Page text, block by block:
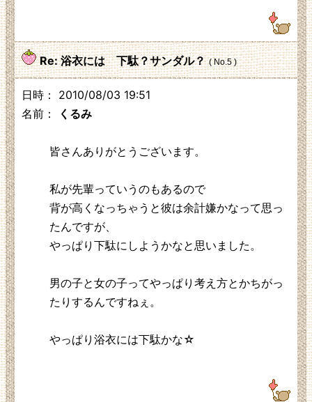
Re: 浴衣には 下駄？サンダル？ ( No.5 )
日時： 2010/08/03 19:51
名前：
くるみ
皆さんありがとうございます。
私が先輩っていうのもあるので
背が高くなっちゃうと彼は余計嫌かなって思っ
たんですが、
やっぱり下駄にしようかなと思いました。
男の子と女の子ってやっぱり考え方とかちがっ
たりするんですねぇ。
やっぱり浴衣には下駄かな☆